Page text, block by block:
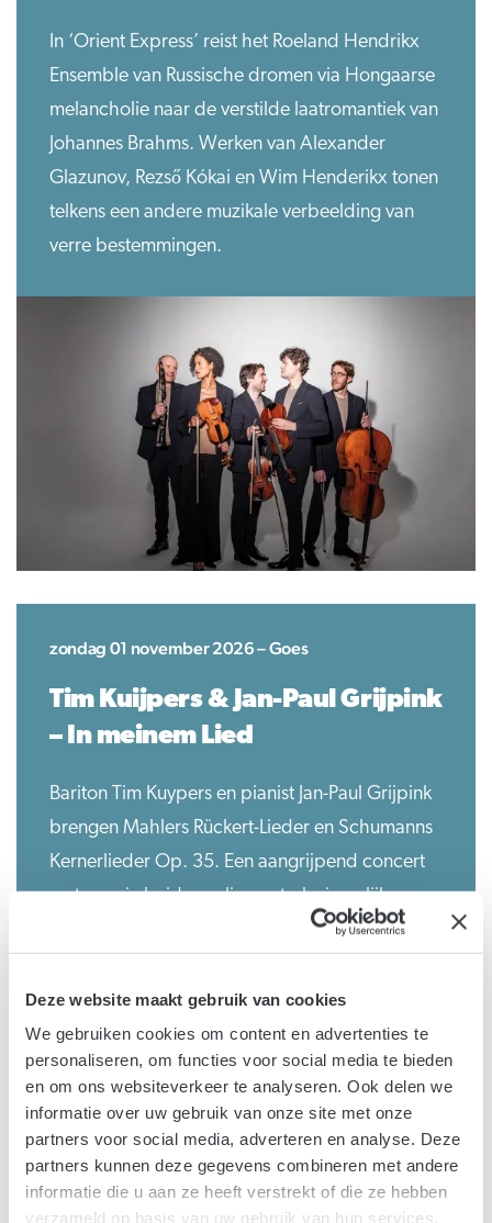
Deze website maakt gebruik van cookies
We gebruiken cookies om content en advertenties te
personaliseren, om functies voor social media te bieden
en om ons websiteverkeer te analyseren. Ook delen we
informatie over uw gebruik van onze site met onze
partners voor social media, adverteren en analyse. Deze
partners kunnen deze gegevens combineren met andere
informatie die u aan ze heeft verstrekt of die ze hebben
verzameld op basis van uw gebruik van hun services.
In ‘Orient Express’ reist het Roeland Hendrikx
Ensemble van Russische dromen via Hongaarse
melancholie naar de verstilde laatromantiek van
Johannes Brahms. Werken van Alexander
Glazunov, Rezső Kókai en Wim Henderikx tonen
telkens een andere muzikale verbeelding van
verre bestemmingen.
zondag 01 november 2026 – Goes
Tim Kuijpers & Jan-Paul Grijpink
– In meinem Lied
Bariton Tim Kuypers en pianist Jan-Paul Grijpink
brengen Mahlers Rückert-Lieder en Schumanns
Kernerlieder Op. 35. Een aangrijpend concert
met waarin beide cycli een sterke innerlijke
wereld tonen vol verlangen, eenzaamheid en